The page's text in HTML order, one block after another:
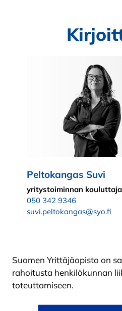
Peltokangas Suvi
yritystoiminnan
050 342 9346
suvi.peltokangas@syo.fi
Suomen Yrittäjäopisto on
rahoitusta henkilökunnan
toteuttamiseen.